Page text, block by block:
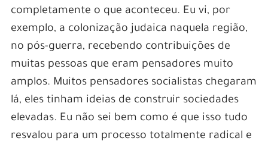
completamente o que aconteceu. Eu vi, por
exemplo, a colonização judaica naquela região,
no pós-guerra, recebendo contribuições de
muitas pessoas que eram pensadores muito
amplos. Muitos pensadores socialistas chegaram
lá, eles tinham ideias de construir sociedades
elevadas. Eu não sei bem como é que isso tudo
resvalou para um processo totalmente radical e